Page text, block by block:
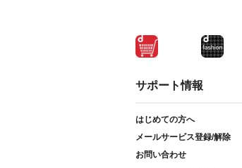
サポート情報
はじめての方へ
メールサービス登録/解除
お問い合わせ